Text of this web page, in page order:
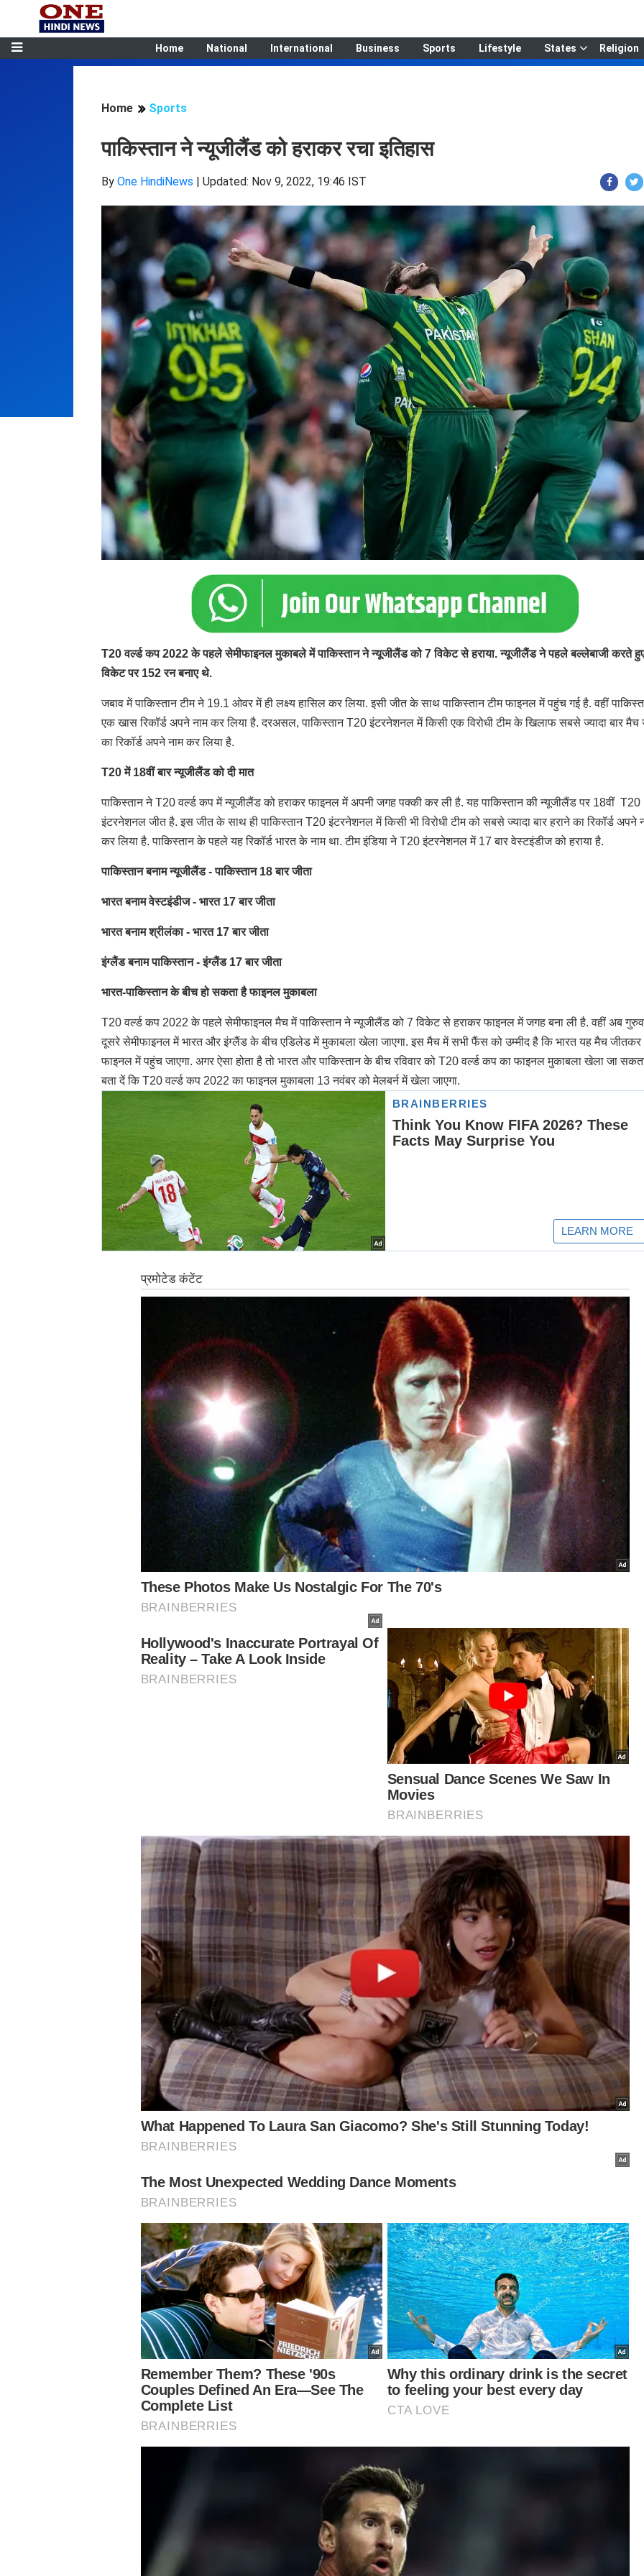
Home National International Business Sports Lifestyle States Religion
Home Sports
पाकिस्तान ने न्यूजीलैंड को हराकर रचा इतिहास
By One HindiNews | Updated: Nov 9, 2022, 19:46 IST
T20 वर्ल्ड कप 2022 के पहले सेमीफाइनल मुकाबले में पाकिस्तान ने न्यूजीलैंड को 7 विकेट से हराया. न्यूजीलैंड ने पहले बल्लेबाजी करते
विकेट पर 152 रन बनाए थे.
जबाव में पाकिस्तान टीम ने 19.1 ओवर में ही लक्ष्य हासिल कर लिया. इसी जीत के साथ पाकिस्तान टीम फाइनल में पहुंच गई है. वहीं
एक खास रिकॉर्ड अपने नाम कर लिया है. दरअसल, पाकिस्तान T20 इंटरनेशनल में किसी एक विरोधी टीम के खिलाफ सबसे ज्यादा बार मैच
का रिकॉर्ड अपने नाम कर लिया है.
T20 में 18वीं बार न्यूजीलैंड को दी मात
पाकिस्तान ने T20 वर्ल्ड कप में न्यूजीलैंड को हराकर फाइनल में अपनी जगह पक्की कर ली है. यह पाकिस्तान की न्यूजीलैंड पर 18वीं T20
इंटरनेशनल जीत है. इस जीत के साथ ही पाकिस्तान T20 इंटरनेशनल में किसी भी विरोधी टीम को सबसे ज्यादा बार हराने का रिकॉर्ड अपने
कर लिया है. पाकिस्तान के पहले यह रिकॉर्ड भारत के नाम था. टीम इंडिया ने T20 इंटरनेशनल में 17 बार वेस्टइंडीज को हराया है.
पाकिस्तान बनाम न्यूजीलैंड - पाकिस्तान 18 बार जीता
भारत बनाम वेस्टइंडीज - भारत 17 बार जीता
भारत बनाम श्रीलंका - भारत 17 बार जीता
इंग्लैंड बनाम पाकिस्तान - इंग्लैंड 17 बार जीता
भारत-पाकिस्तान के बीच हो सकता है फाइनल मुकाबला
T20 वर्ल्ड कप 2022 के पहले सेमीफाइनल मैच में पाकिस्तान ने न्यूजीलैंड को 7 विकेट से हराकर फाइनल में जगह बना ली है. वहीं अब
दूसरे सेमीफाइनल में भारत और इंग्लैंड के बीच एडिलेड में मुकाबला खेला जाएगा. इस मैच में सभी फैंस को उम्मीद है कि भारत यह मैच जीतकर
फाइनल में पहुंच जाएगा. अगर ऐसा होता है तो भारत और पाकिस्तान के बीच रविवार को T20 वर्ल्ड कप का फाइनल मुकाबला खेला जा
बता दें कि T20 वर्ल्ड कप 2022 का फाइनल मुकाबला 13 नवंबर को मेलबर्न में खेला जाएगा.